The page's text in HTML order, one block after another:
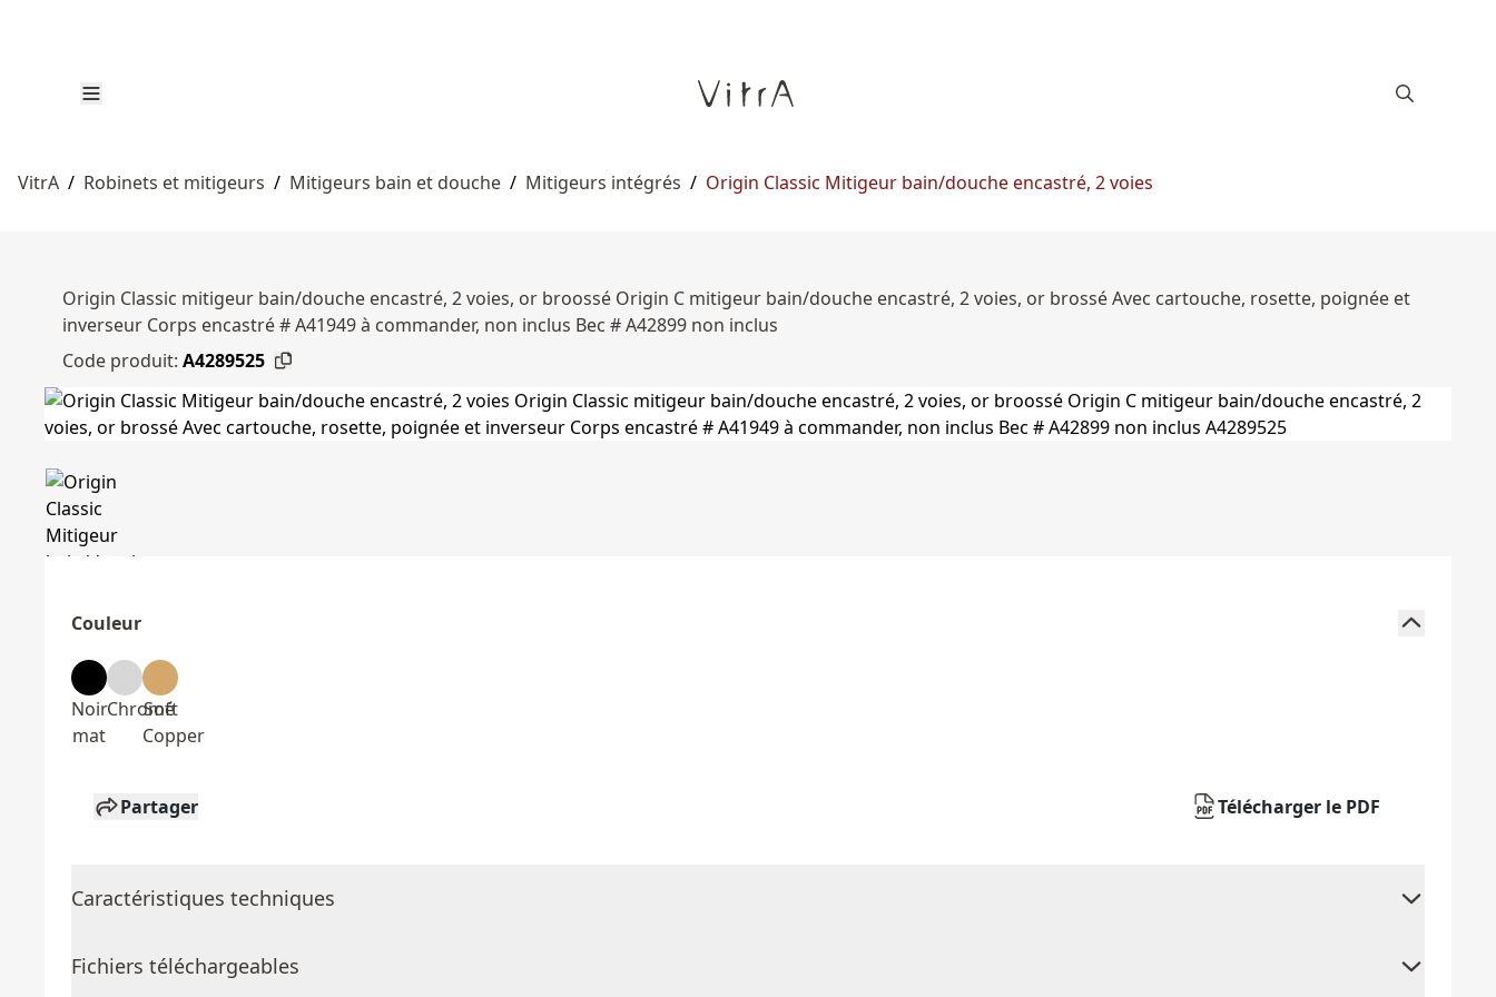
VitrA / Robinets et mitigeurs / Mitigeurs bain et douche / Mitigeurs intégrés / Origin Classic Mitigeur bain/douche encastré, 2 voies
Origin Classic mitigeur bain/douche encastré, 2 voies, or broossé Origin C mitigeur bain/douche encastré, 2 voies, or brossé Avec cartouche, rosette, poignée et
inverseur Corps encastré # A41949 à commander, non inclus Bec # A42899 non inclus
Code produit: A4289525
Couleur
Noir
mat
Chromé
Soft
Copper
Partager Télécharger le PDF
Caractéristiques techniques
Fichiers téléchargeables